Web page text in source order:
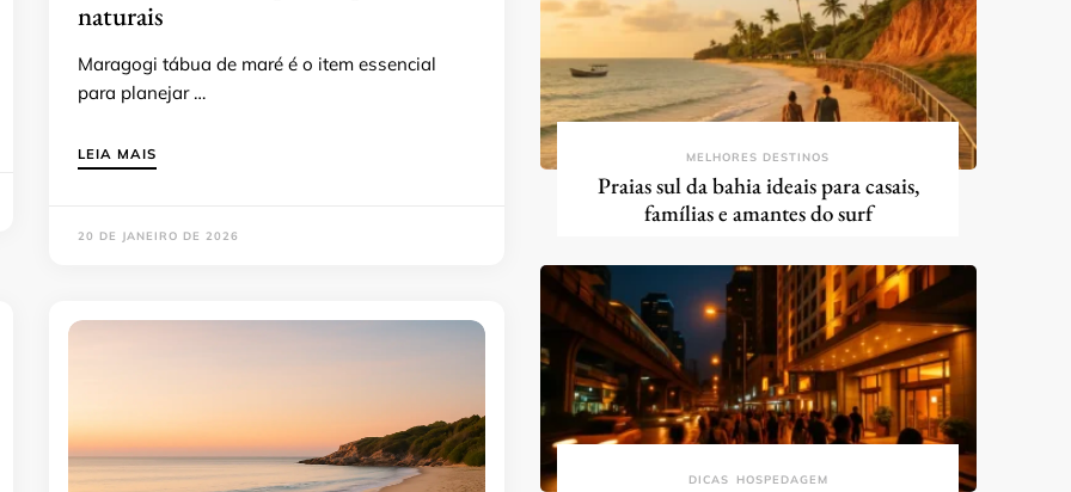
naturais
Maragogi tábua de maré é o item essencial
para planejar …
LEIA MAIS
20 DE JANEIRO DE 2026
MELHORES DESTINOS
Praias sul da bahia ideais para casais,
famílias e amantes do surf
DICAS HOSPEDAGEM